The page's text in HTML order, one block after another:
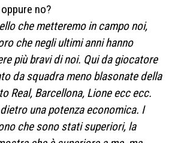
no?
che metteremo in campo noi,
che negli ultimi anni hanno
più bravi di noi. Qui da giocatore
da squadra meno blasonate della
Real, Barcellona, Lione ecc ecc.
una potenza economica. I
che sono stati superiori, la